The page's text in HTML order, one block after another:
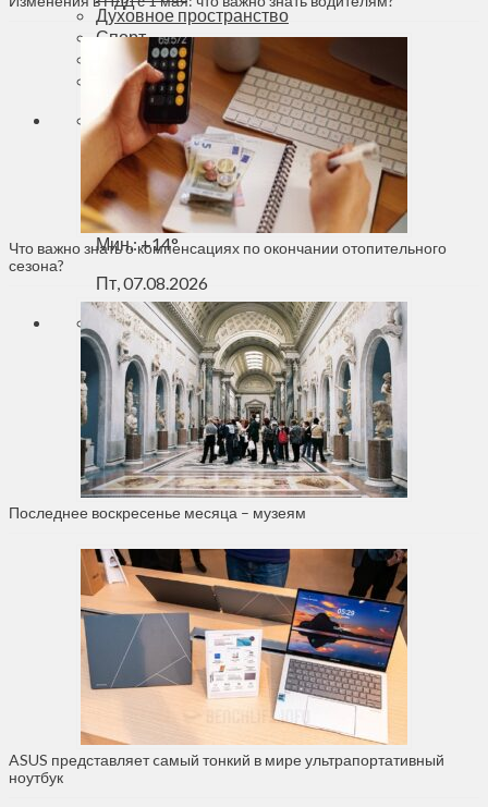
Духовное пространство
Спорт
Технологии
Энергетика
Вильнюс
31°
Макс.:+24°
Мин.:+14°
Пт, 07.08.2026
Что важно знать о компенсациях по окончании отопительного
сезона?
Последнее воскресенье месяца – музеям
ASUS представляет cамый тонкий в мире ультрапортативный
ноутбук